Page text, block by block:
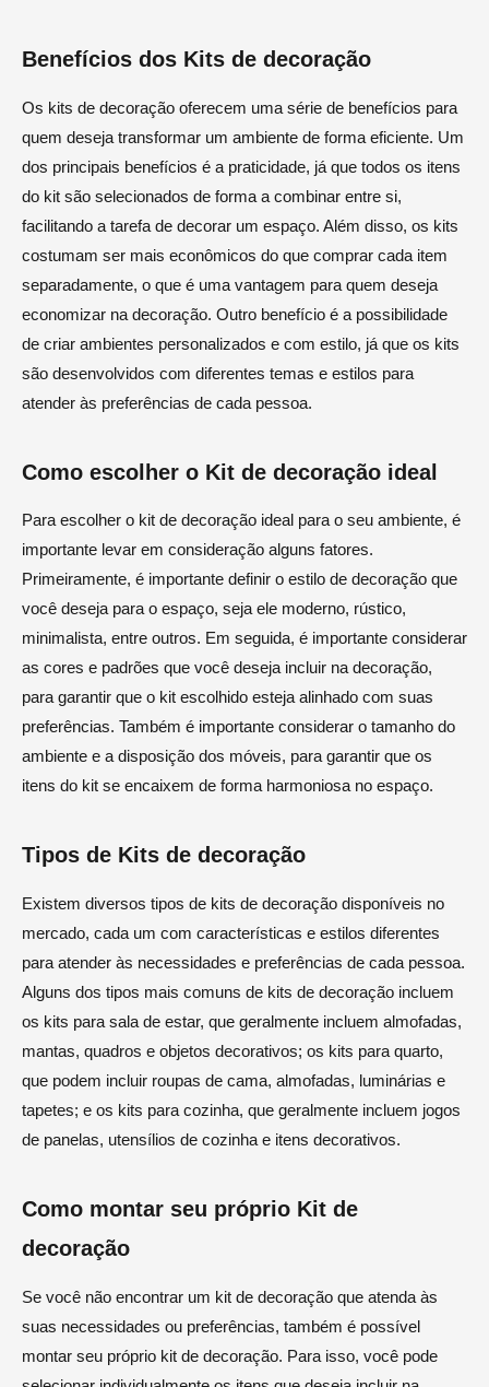
Benefícios dos Kits de decoração
Os kits de decoração oferecem uma série de benefícios para
quem deseja transformar um ambiente de forma eficiente. Um
dos principais benefícios é a praticidade, já que todos os itens
do kit são selecionados de forma a combinar entre si,
facilitando a tarefa de decorar um espaço. Além disso, os kits
costumam ser mais econômicos do que comprar cada item
separadamente, o que é uma vantagem para quem deseja
economizar na decoração. Outro benefício é a possibilidade
de criar ambientes personalizados e com estilo, já que os kits
são desenvolvidos com diferentes temas e estilos para
atender às preferências de cada pessoa.
Como escolher o Kit de decoração ideal
Para escolher o kit de decoração ideal para o seu ambiente, é
importante levar em consideração alguns fatores.
Primeiramente, é importante definir o estilo de decoração que
você deseja para o espaço, seja ele moderno, rústico,
minimalista, entre outros. Em seguida, é importante considerar
as cores e padrões que você deseja incluir na decoração,
para garantir que o kit escolhido esteja alinhado com suas
preferências. Também é importante considerar o tamanho do
ambiente e a disposição dos móveis, para garantir que os
itens do kit se encaixem de forma harmoniosa no espaço.
Tipos de Kits de decoração
Existem diversos tipos de kits de decoração disponíveis no
mercado, cada um com características e estilos diferentes
para atender às necessidades e preferências de cada pessoa.
Alguns dos tipos mais comuns de kits de decoração incluem
os kits para sala de estar, que geralmente incluem almofadas,
mantas, quadros e objetos decorativos; os kits para quarto,
que podem incluir roupas de cama, almofadas, luminárias e
tapetes; e os kits para cozinha, que geralmente incluem jogos
de panelas, utensílios de cozinha e itens decorativos.
Como montar seu próprio Kit de
decoração
Se você não encontrar um kit de decoração que atenda às
suas necessidades ou preferências, também é possível
montar seu próprio kit de decoração. Para isso, você pode